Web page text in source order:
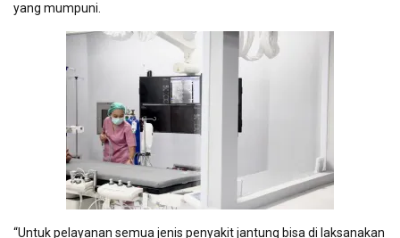
yang mumpuni.
“Untuk pelayanan semua jenis penyakit jantung bisa di laksanakan